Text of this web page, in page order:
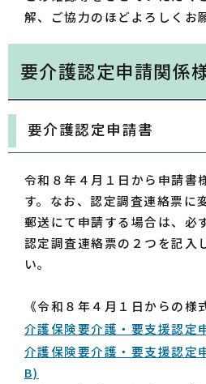
解、ご協力のほどよろしくお
要介護認定申請関係
要介護認定申請書
令和８年４月１日から申請書
す。なお、認定調査連絡票に
郵送にて申請する場合は、必
認定調査連絡票の２つを記入
い。
《令和８年４月１日からの様
介護保険要介護・要支援認定
介護保険要介護・要支援認定
B)